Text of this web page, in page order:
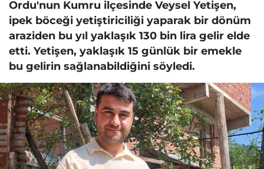
Ordu'nun Kumru ilçesinde Veysel Yetişen,
ipek böceği yetiştiriciliği yaparak bir dönüm
araziden bu yıl yaklaşık 130 bin lira gelir elde
etti. Yetişen, yaklaşık 15 günlük bir emekle
bu gelirin sağlanabildiğini söyledi.